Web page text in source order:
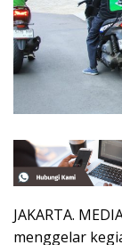
JAKARTA.
menggelar